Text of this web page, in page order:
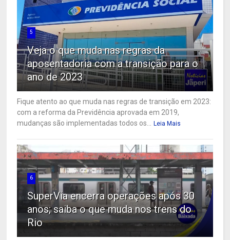
5
Veja o que muda nas regras da
aposentadoria com a transição para o
ano de 2023
Fique atento ao que muda nas regras de transição em 2023:
com a reforma da Previdência aprovada em 2019,
mudanças são implementadas todos os...
Leia Mais
6
SuperVia encerra operações após 30
anos; saiba o que muda nos trens do
Rio